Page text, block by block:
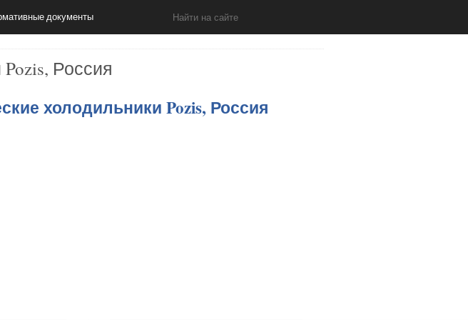
документы
Россия
холодильники Pozis, Россия